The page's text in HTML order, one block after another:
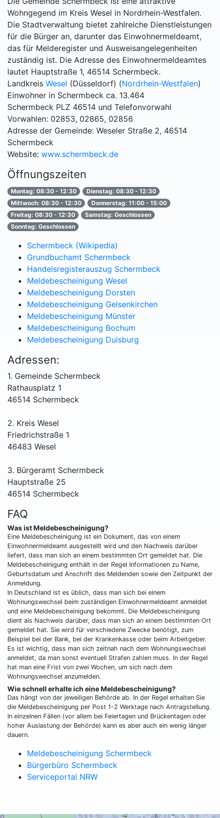
Wohngegend im Kreis Wesel in Nordrhein-Westfalen.
Die Stadtverwaltung bietet zahlreiche Dienstleistungen
für die Bürger an, darunter das Einwohnermeldeamt,
das für Melderegister und Ausweisangelegenheiten
zuständig ist. Die Adresse des Einwohnermeldeamtes
lautet Hauptstraße 1, 46514 Schermbeck.
Landkreis Wesel (Düsseldorf) (Nordrhein-Westfalen)
Einwohner in Schermbeck ca. 13.464
Schermbeck PLZ 46514 und Telefonvorwahl
Vorwahlen: 02853, 02865, 02856
Adresse der Gemeinde: Weseler Straße 2, 46514
Schermbeck
Website: www.schermbeck.de
Öffnungszeiten
Montag: 08:30 - 12:30
Dienstag: 08:30 - 12:30
Mittwoch: 08:30 - 12:30
Donnerstag: 11:00 - 15:00
Freitag: 08:30 - 12:30
Samstag: Geschlossen
Sonntag: Geschlossen
Schermbeck (Wikipedia)
Grundbuchamt Schermbeck
Handelsregisterauszug Schermbeck
Meldebescheinigung Wesel
Meldebescheinigung Dorsten
Meldebescheinigung Gelsenkirchen
Meldebescheinigung Münster
Meldebescheinigung Bochum
Meldebescheinigung Duisburg
Adressen:
1. Gemeinde Schermbeck
Rathausplatz 1
46514 Schermbeck
2. Kreis Wesel
Friedrichstraße 1
46483 Wesel
3. Bürgeramt Schermbeck
Hauptstraße 25
46514 Schermbeck
FAQ
Was ist Meldebescheinigung?
Eine Meldebescheinigung ist ein Dokument, das von einem
Einwohnermeldeamt ausgestellt wird und den Nachweis darüber
liefert, dass man sich an einem bestimmten Ort gemeldet hat. Die
Meldebescheinigung enthält in der Regel Informationen zu Name,
Geburtsdatum und Anschrift des Meldenden sowie den Zeitpunkt der
Anmeldung.
In Deutschland ist es üblich, dass man sich bei einem
Wohnungswechsel beim zuständigen Einwohnermeldeamt anmeldet
und eine Meldebescheinigung bekommt. Die Meldebescheinigung
dient als Nachweis darüber, dass man sich an einem bestimmten Ort
gemeldet hat. Sie wird für verschiedene Zwecke benötigt, zum
Beispiel bei der Bank, bei der Krankenkasse oder beim Arbeitgeber.
Es ist wichtig, dass man sich zeitnah nach dem Wohnungswechsel
anmeldet, da man sonst eventuell Strafen zahlen muss. In der Regel
hat man eine Frist von zwei Wochen, um sich nach dem
Wohnungswechsel anzumelden.
Wie schnell erhalte ich eine Meldebescheinigung?
Das hängt von der jeweiligen Behörde ab. In der Regel erhalten Sie
die Meldebescheinigung per Post 1-2 Werktage nach Antragstellung.
In einzelnen Fällen (vor allem bei Feiertagen und Brückentagen oder
hoher Auslastung der Behörde) kann es aber auch ein wenig länger
dauern.
Meldebescheinigung Schermbeck
Bürgerbüro Schermbeck
Serviceportal NRW